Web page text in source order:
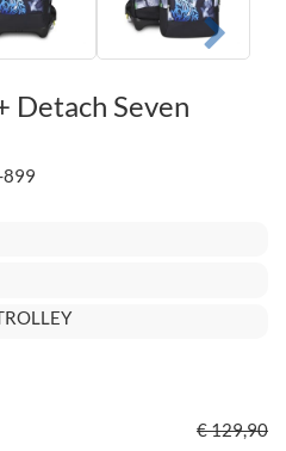
Detach Seven
€ 129,90